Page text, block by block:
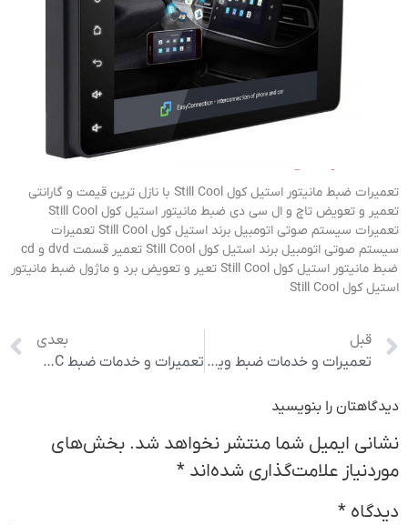
تعمیرات ضبط مانیتور استیل کول Still Cool با نازل ترین قیمت و گارانتی
تعمیر و تعویض تاچ و ال سی دی ضبط مانیتور استیل کول Still Cool
تعمیرات سیستم صوتی اتومبیل برند استیل کول Still Cool تعمیرات
سیستم صوتی اتومبیل برند استیل کول Still Cool تعمیر قسمت dvd و cd
ضبط مانیتور استیل کول Still Cool تعیر و تعویض برد و ماژول ضبط مانیتور
استیل کول Still Cool
قبل
تعمیرات و خدمات ضبط ویکسن vixen
بعدی
تعمیرات و خدمات ضبط ALTEC آلتک
دیدگاهتان را بنویسید
نشانی ایمیل شما منتشر نخواهد شد. بخش‌های
موردنیاز علامت‌گذاری شده‌اند *
دیدگاه *